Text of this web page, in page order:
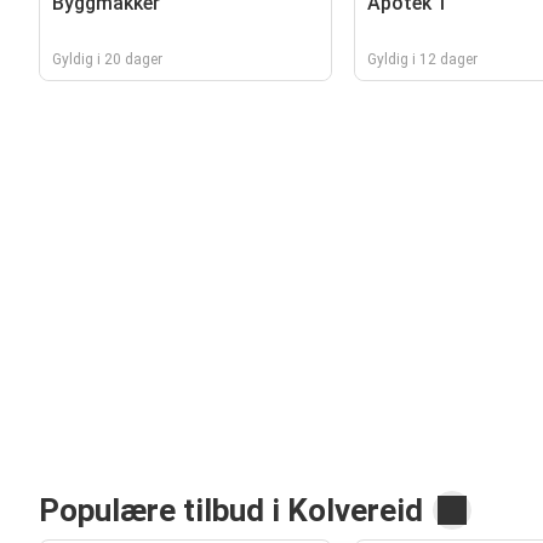
Gyldig i 20 dager Gyldig i 12 dager
Populære tilbud i Kolvereid